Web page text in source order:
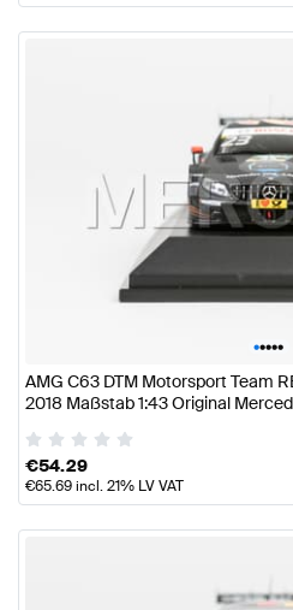
•••••
AMG C63 DTM Motorsport Team
2018 Maßstab 1:43 Original
€54.29
€65.69incl. 21% LV VAT